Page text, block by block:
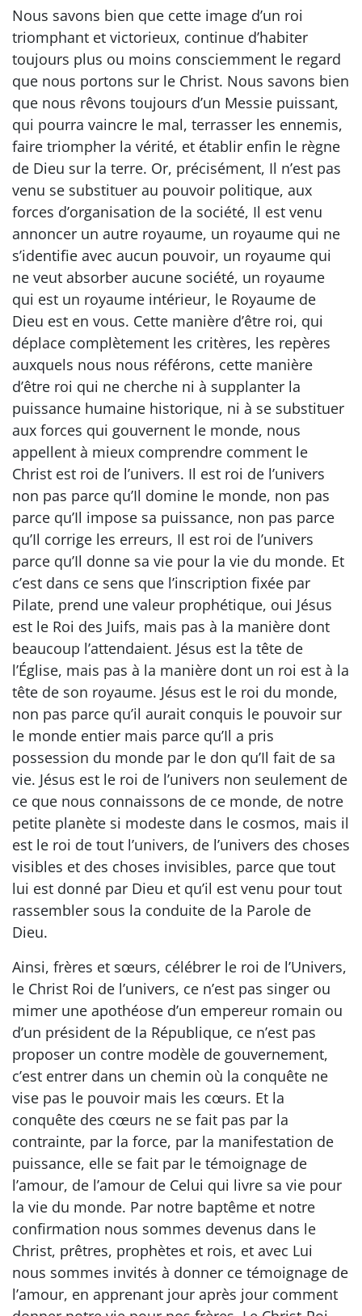
Nous savons bien que cette image d’un roi
triomphant et victorieux, continue d’habiter
toujours plus ou moins consciemment le regard
que nous portons sur le Christ. Nous savons bien
que nous rêvons toujours d’un Messie puissant,
qui pourra vaincre le mal, terrasser les ennemis,
faire triompher la vérité, et établir enfin le règne
de Dieu sur la terre. Or, précisément, Il n’est pas
venu se substituer au pouvoir politique, aux
forces d’organisation de la société, Il est venu
annoncer un autre royaume, un royaume qui ne
s’identifie avec aucun pouvoir, un royaume qui
ne veut absorber aucune société, un royaume
qui est un royaume intérieur, le Royaume de
Dieu est en vous. Cette manière d’être roi, qui
déplace complètement les critères, les repères
auxquels nous nous référons, cette manière
d’être roi qui ne cherche ni à supplanter la
puissance humaine historique, ni à se substituer
aux forces qui gouvernent le monde, nous
appellent à mieux comprendre comment le
Christ est roi de l’univers. Il est roi de l’univers
non pas parce qu’Il domine le monde, non pas
parce qu’Il impose sa puissance, non pas parce
qu’Il corrige les erreurs, Il est roi de l’univers
parce qu’Il donne sa vie pour la vie du monde. Et
c’est dans ce sens que l’inscription fixée par
Pilate, prend une valeur prophétique, oui Jésus
est le Roi des Juifs, mais pas à la manière dont
beaucoup l’attendaient. Jésus est la tête de
l’Église, mais pas à la manière dont un roi est à la
tête de son royaume. Jésus est le roi du monde,
non pas parce qu’il aurait conquis le pouvoir sur
le monde entier mais parce qu’Il a pris
possession du monde par le don qu’Il fait de sa
vie. Jésus est le roi de l’univers non seulement de
ce que nous connaissons de ce monde, de notre
petite planète si modeste dans le cosmos, mais il
est le roi de tout l’univers, de l’univers des choses
visibles et des choses invisibles, parce que tout
lui est donné par Dieu et qu’il est venu pour tout
rassembler sous la conduite de la Parole de
Dieu.
Ainsi, frères et sœurs, célébrer le roi de l’Univers,
le Christ Roi de l’univers, ce n’est pas singer ou
mimer une apothéose d’un empereur romain ou
d’un président de la République, ce n’est pas
proposer un contre modèle de gouvernement,
c’est entrer dans un chemin où la conquête ne
vise pas le pouvoir mais les cœurs. Et la
conquête des cœurs ne se fait pas par la
contrainte, par la force, par la manifestation de
puissance, elle se fait par le témoignage de
l’amour, de l’amour de Celui qui livre sa vie pour
la vie du monde. Par notre baptême et notre
confirmation nous sommes devenus dans le
Christ, prêtres, prophètes et rois, et avec Lui
nous sommes invités à donner ce témoignage de
l’amour, en apprenant jour après jour comment